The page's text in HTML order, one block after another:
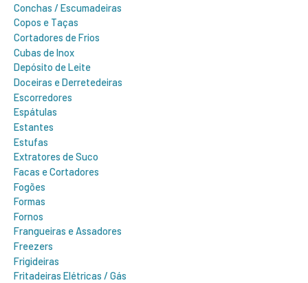
Conchas / Escumadeiras
Copos e Taças
Cortadores de Frios
Cubas de Inox
Depósito de Leite
Doceiras e Derretedeiras
Escorredores
Espátulas
Estantes
Estufas
Extratores de Suco
Facas e Cortadores
Fogões
Formas
Fornos
Frangueiras e Assadores
Freezers
Frigideiras
Fritadeiras Elétricas / Gás